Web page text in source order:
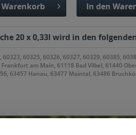
Warenkorb
In den
20 x 0,33l wird in den
60325, 60326, 60327, 60329, 60385,
am Main, 61118 Bad Vilbel, 61440
63457 Hanau, 63477 Maintal, 63486